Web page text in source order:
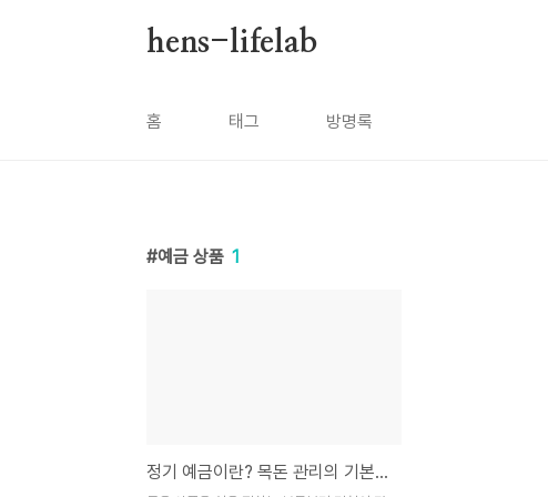
hens-lifelab
홈 태그 방명록
예금 상품 1
정기 예금이란? 목돈 관리의 기본부터 장점까지 알아보기